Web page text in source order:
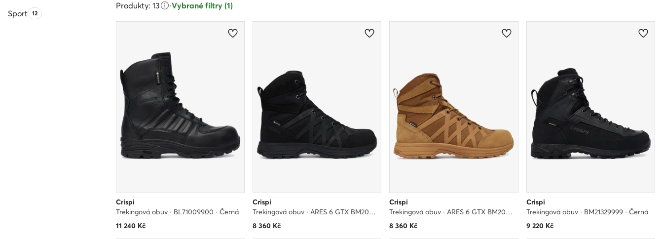
SportPočet produktů:
12
Produkty: 13 ·Vybrané filtry (1)
Crispi
Trekingová obuv · BL71009900 · Černá
11 240Kč
Crispi
Trekingová obuv · ARES 6 GTX BM20029900 · Černá
8 360Kč
Crispi
Trekingová obuv · ARES 6 GTX BM20023600 · Hnědá
8 360 Kč
Crispi
Trekingová obuv · BM21329999 · Černá
9 220Kč